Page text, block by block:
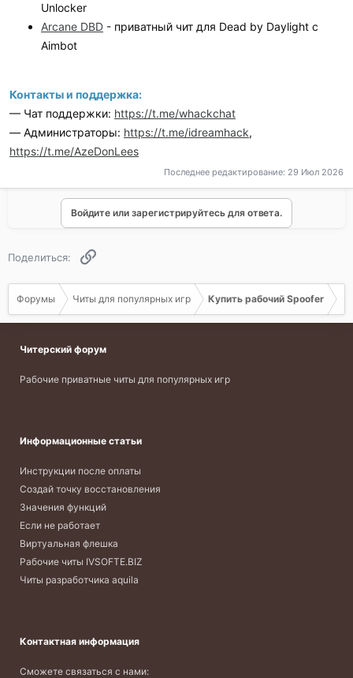
Unlocker
Arcane DBD - приватный чит для Dead by Daylight с
Aimbot
Контакты и поддержка:
— Чат поддержки: https://t.me/whackchat
— Администраторы: https://t.me/idreamhack,
https://t.me/AzeDonLees
Последнее редактирование: 29 Июл 2026
Войдите или зарегистрируйтесь для ответа.
Поделиться:
Форумы Читы для популярных игр Купить рабочий Spoofer
Читерский форум
Рабочие приватные читы для популярных игр
Информационные статьи
Инструкции после оплаты
Создай точку восстановления
Значения функций
Если не работает
Виртуальная флешка
Рабочие читы IVSOFTE.BIZ
Читы разработчика aquila
Контактная информация
Сможете связаться с нами: